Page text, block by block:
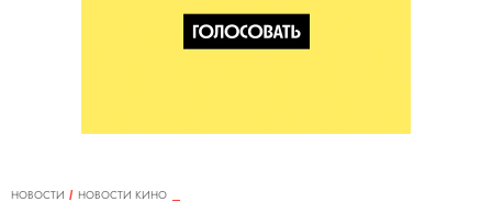
НОВОСТИ
НОВОСТИ КИНО